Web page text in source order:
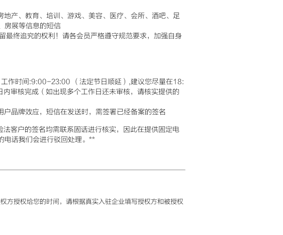
产、教育、培训、游戏、美容、医疗、会所、酒吧、足
房展等信息的短信
终追究的权利！请各会员严格遵守规范要求，加强自身
作时间:9:00-23:00 （法定节日顺延）,建议您尽量在18:
审核完成（如出现多个工作日还未审核，请核实提供的
品牌效应，短信在发送时，需签署已经备案的签名
客户的签名均需联系固话进行核实，因此在提供固定电
电话我们会进行驳回处理。**
方授权给您的时间，请根据真实入驻企业填写授权方和被授权